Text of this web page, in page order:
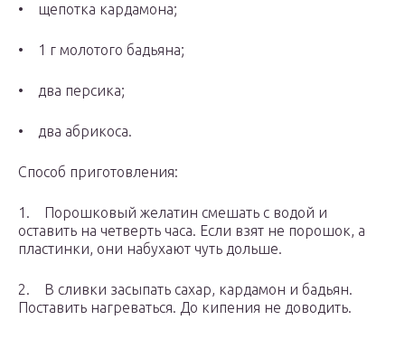
• щепотка кардамона;
• 1 г молотого бадьяна;
• два персика;
• два абрикоса.
Способ приготовления:
1. Порошковый желатин смешать с водой и
оставить на четверть часа. Если взят не порошок, а
пластинки, они набухают чуть дольше.
2. В сливки засыпать сахар, кардамон и бадьян.
Поставить нагреваться. До кипения не доводить.